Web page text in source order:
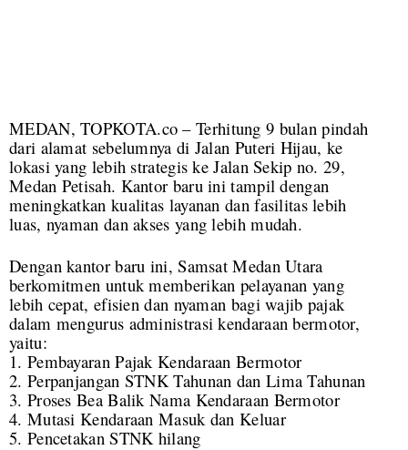
MEDAN, TOPKOTA.co – Terhitung 9 bulan pindah
dari alamat sebelumnya di Jalan Puteri Hijau, ke
lokasi yang lebih strategis ke Jalan Sekip no. 29,
Medan Petisah. Kantor baru ini tampil dengan
meningkatkan kualitas layanan dan fasilitas lebih
luas, nyaman dan akses yang lebih mudah.
Dengan kantor baru ini, Samsat Medan Utara
berkomitmen untuk memberikan pelayanan yang
lebih cepat, efisien dan nyaman bagi wajib pajak
dalam mengurus administrasi kendaraan bermotor,
yaitu:
1. Pembayaran Pajak Kendaraan Bermotor
2. Perpanjangan STNK Tahunan dan Lima Tahunan
3. Proses Bea Balik Nama Kendaraan Bermotor
4. Mutasi Kendaraan Masuk dan Keluar
5. Pencetakan STNK hilang